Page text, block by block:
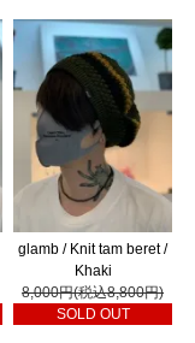
glamb / Knit tam beret /
Khaki
8,000円(税込8,800円)
SOLD OUT